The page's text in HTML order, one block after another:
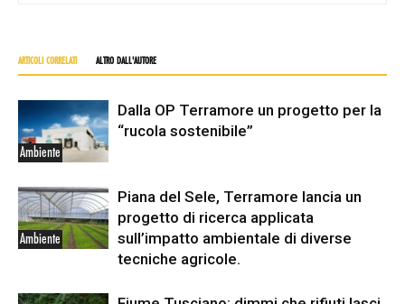
ARTICOLI CORRELATI ALTRO DALL'AUTORE
Ambiente
Dalla OP Terramore un progetto per la
“rucola sostenibile”
Ambiente
Piana del Sele, Terramore lancia un
progetto di ricerca applicata
sull’impatto ambientale di diverse
tecniche agricole.